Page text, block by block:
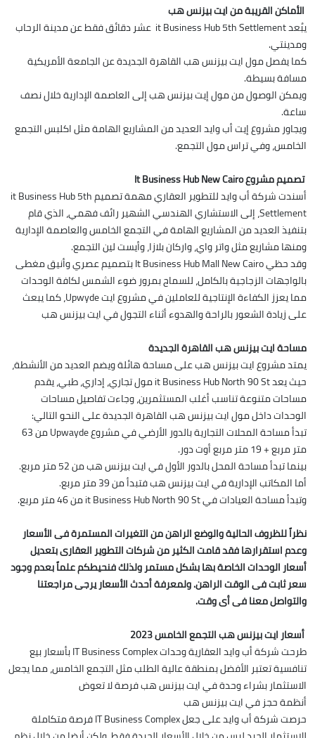
الأماكن القريبة من ايت بيزنس هب
يبُعد it Business Hub 5th Settlement عشر دقائق فقط عن مدينة الرحاب
ومدينتي.
كما يفصل مول ايت بيزنس هب القاهرة الجديدة عن الجامعة الأمريكية
مسافة بسيطة.
ويمكن الوصول من مول إيت بيزنس هب إلى العاصمة الإدارية خلال نصف
ساعة.
ويجاور مشروع إيت أب وايد العديد من المشاريع الهامة مثل اكلبس التجمع
الخامس، وفي تراس مول التجمع.
تصميم مشروع It Business Hub New Cairo
أسندت شركة أب وايد للتطوير العقاري مهمة تصميم it Business Hub 5th
Settlement، إلى الاستشاري الهندسي الشهير رائف فهمي، الذي قام
بتنفيذ العديد من المشاريع الهامة في التجمع الخامس والعاصمة الإدارية
ومنها مشاريع مثل واتر واي، واركان بلازا، وأيست لين التجمع.
وقد حظي It Business Hub Mall New Cairo بتصميم عصري وأنيق مغطى
بالواجهات الزجاجية بالكامل، للسماح بمرور ضوء الشمس لكافة الوحدات
مما يعزز الكفاءة الإنتاجية للعاملين في مشروع ايت Upwyde، كما يبعث
على زيادة الشعور بالراحة والهدوء أثناء التجول في ايت بيزنس هب
مساحة ايت بيزنس هب القاهرة الجديدة
يمتد مشروع ايت بيزنس هب على مساحة هائلة ويضم العديد من الأنشطة،
حيث يعد it Business Hub North 90 St مول تجاري، إداري، طبي، يقدم
مساحات متنوعة تناسب أغلب المستثمرين، وجاءت تفاصيل مساحات
الوحدات داخل مول ايت بيزنس هب القاهرة الجديدة على النحو التالي:
تبدأ مساحة المحلات التجارية بالدور الأرضي في مشروع Upwayde من 63
متر مربع + 19 متر مربع أوت دور.
بينما تبدأ مساحة المحل بالدور الأول في ايت بيزنس هب من 52 متر مربع.
أما المكاتب الإدارية في ايت بيزنس هب فتبدأ من 39 متر مربع.
وتبدأ مساحة العيادات في it Business Hub North 90 St من 46 متر مربع.
نظراً للظروف الحالية والوضع الراهن من التغيرات المستمرة فى الأسعار
وعدم استقرارها فقد قامت الكثير من شركات التطوير العقارى بتعديل
أسعار الوحدات الخاصة بها بشكل مستمر ولذلك فنحيطكم علماً بعدم وجود
سعر ثابت فى الوقت الراهن. ولمعرفة أحدث الأسعار يرجى مراجعتنا
والتواصل معنا فى أى وقت.
أسعار ايت بيزنس هب التجمع الخامس 2023
طرحت شركة أب وايد العقارية وحدات IT Business Complex بأسعار بيع
تنافسية تعتبر الأفضل بمنطقة عالية الطلب مثل التجمع الخامس، مما يجعل
الاستثمار بشراء وحدة في ايت بيزنس هب فرصة لا تعوض
أنظمة حجز في ايت بيزنس هب
حرصت شركة أب وايد على جعل IT Business Complex فرصة متكاملة